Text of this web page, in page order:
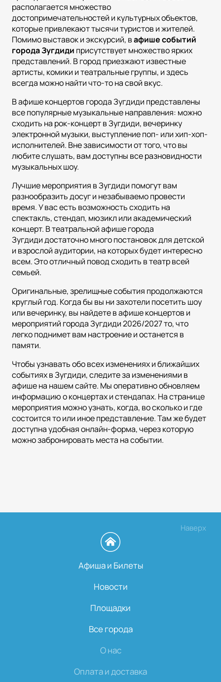
располагается множество
достопримечательностей и культурных объектов,
которые привлекают тысячи туристов и жителей.
Помимо выставок и экскурсий, вафише событий
города Зугдиди присутствует множество ярких
представлений. В город приезжают известные
артисты, комики и театральные группы, и здесь
всегда можно найти что-то на свой вкус.
В афише концертов города Зугдиди представлены
все популярные музыкальные направления: можно
сходить на рок-концерт в Зугдиди, вечеринку
электронной музыки, выступление поп- или хип-хоп-
исполнителей. Вне зависимости от того, что вы
любите слушать, вам доступны все разновидности
музыкальных шоу.
Лучшие мероприятия в Зугдиди помогут вам
разнообразить досуг и незабываемо провести
время. У вас есть возможность сходить на
спектакль, стендап, мюзикл или академический
концерт. В театральной афише города
Зугдиди достаточно много постановок для детской
и взрослой аудитории, на которых будет интересно
всем. Это отличный повод сходить в театр всей
семьей.
Оригинальные, зрелищные события продолжаются
круглый год. Когда бы вы ни захотели посетить шоу
или вечеринку, вы найдете в афише концертов и
мероприятий города Зугдиди 2026/2027 то, что
легко поднимет вам настроение и останется в
памяти.
Чтобы узнавать обо всех изменениях и ближайших
событиях в Зугдиди, следите за изменениями в
афише на нашем сайте. Мы оперативно обновляем
информацию о концертах и стендапах. На странице
мероприятия можно узнать, когда, во сколько и где
состоится то или иное представление. Там же будет
доступна удобная онлайн-форма, через которую
можно забронировать места на событии.
Наверх
Афиша и Билеты
Новости
Площадки
Все города
О нас
Оплата и доставка